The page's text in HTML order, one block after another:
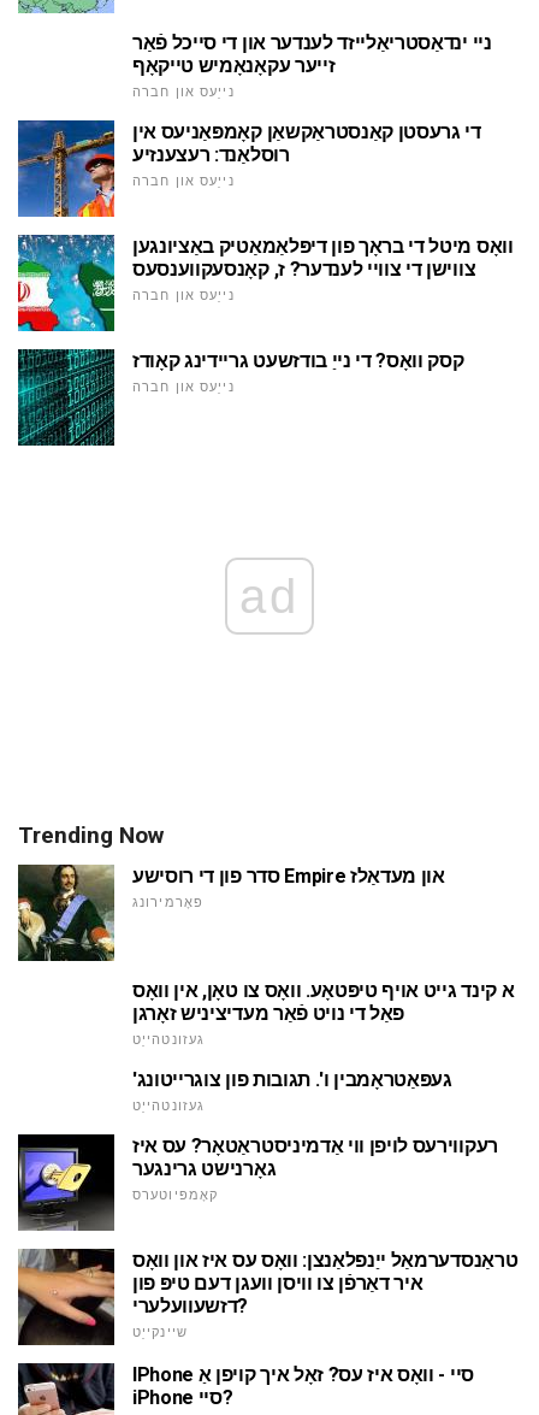
ניי ינדאַסטריאַלייזד לענדער און די סייכל פֿאַר
זייער עקאָנאָמיש טייקאָף
נייַעס און חברה
די גרעסטן קאַנסטראַקשאַן קאָמפּאַניעס אין
רוסלאַנד: רעצענזיע
נייַעס און חברה
וואָס מיטל די בראָך פון דיפּלאַמאַטיק באַציונגען
צווישן די צוויי לענדער? ז, קאָנסעקווענסעס
נייַעס און חברה
קסק וואָס? די נייַ בודזשעט גריידינג קאָודז
נייַעס און חברה
ad
Trending Now
סדר פון די רוסישע Empire און מעדאַלז
פאָרמירונג
א קינד גייט אויף טיפּטאָע. וואָס צו טאָן, אין וואָס
פאַל די נויט פֿאַר מעדיציניש זאָרגן
געזונטהייַט
'געפּאַטראָמבין ו'. תגובות פון צוגרייטונג
געזונטהייַט
רעקווירעס לויפן ווי אַדמיניסטראַטאָר? עס איז
גאָרנישט גרינגער
קאָמפּיוטערס
טראַנסדערמאַל ייַנפלאַנצן: וואָס עס איז און וואָס
איר דאַרפֿן צו וויסן וועגן דעם טיפּ פון
דזשעוועלערי?
שיינקייַט
IPhone סיי - וואָס איז עס? זאָל איך קויפן אַ
iPhone סיי?